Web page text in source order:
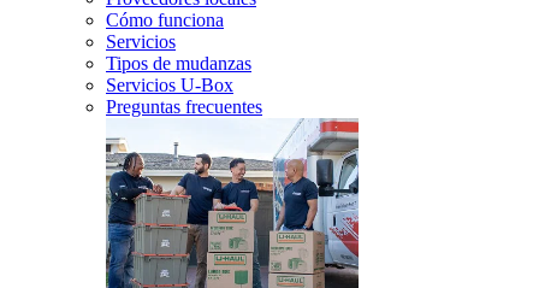
Cómo funciona
Servicios
Tipos de mudanzas
Servicios U-Box
Preguntas frecuentes